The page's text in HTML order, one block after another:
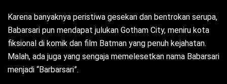
Karena banyaknya peristiwa gesekan dan bentrokan serupa,
Babarsari pun mendapat julukan Gotham City, meniru kota
fiksional di komik dan film Batman yang penuh kejahatan.
Malah, ada juga yang sengaja memelesetkan nama Babarsari
menjadi “Barbarsari”.